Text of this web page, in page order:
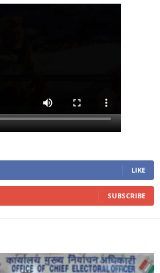
LIKE
SUBSCRIBE